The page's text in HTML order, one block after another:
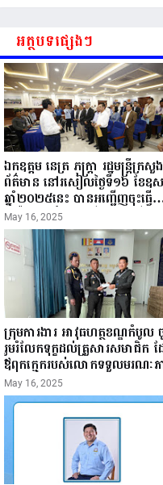
អត្ថបទផ្សេងៗ
ឯកឧត្តម នេត្រ ភក្ត្រា រដ្ឋមន្ត្រីក្រសួង
ព័ត៌មាន នៅរសៀលថ្ងៃទី១៦ ខែឧ
ឆ្នាំ២០២៥នេះ បានអញ្ជើញចុះធ្វើ
ជំរឿនថ្នាក់ដឹកនាំមន្ត្រីរាជការស៉ីវិល នៃ
ក្រសួងព័ត៌មាន...
May 16, 2025
ក្រុមការងារ អាវុធហត្ថខណ្ឌកំបូ
រួមរំលែកទុក្ខដល់គ្រួសារសមាជិក
ឪពុកក្មេករបស់លោកទទួលមរណៈ
May 16, 2025